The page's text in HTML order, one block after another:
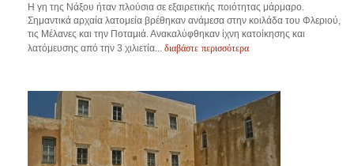
Η γη της Νάξου ήταν πλούσια σε εξαιρετικής ποιότητας μάρμαρο.
Σημαντικά αρχαία λατομεία βρέθηκαν ανάμεσα στην κοιλάδα του Φλεριού,
τις Μέλανες και την Ποταμιά. Ανακαλύφθηκαν ίχνη κατοίκησης και
λατόμευσης από την 3 χιλιετία... διαβάστε περισσότερα